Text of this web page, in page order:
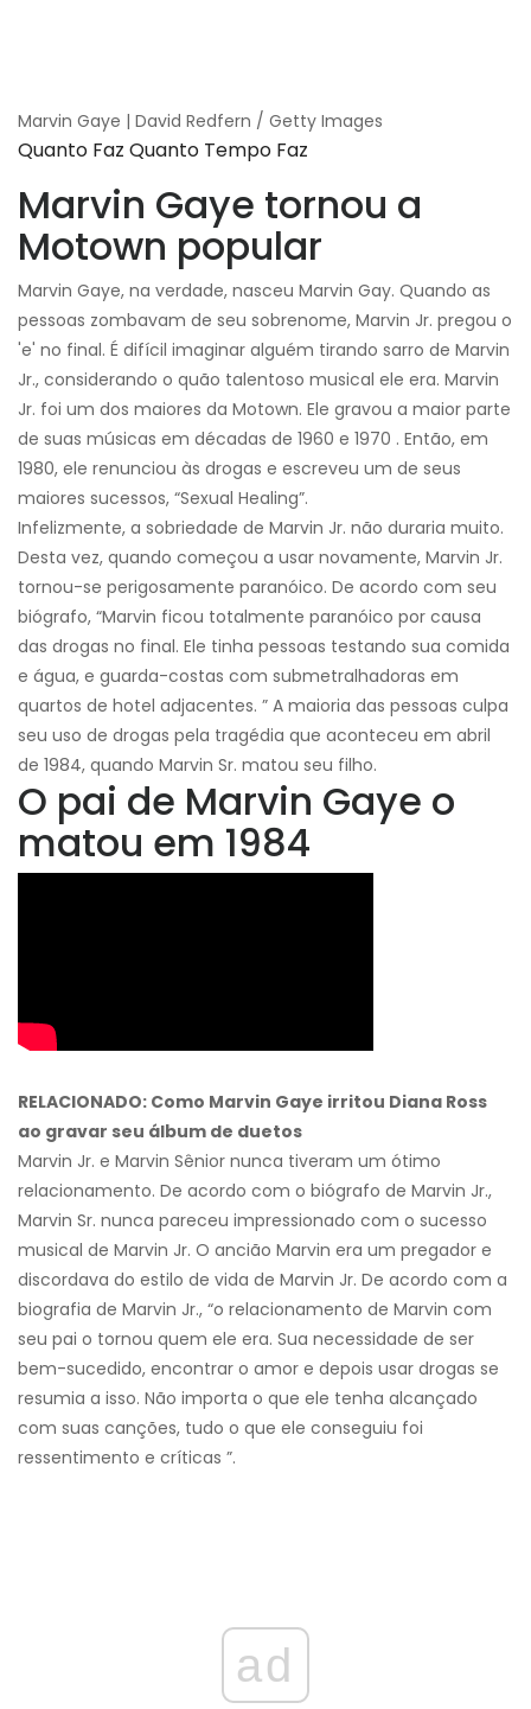
Marvin Gaye | David Redfern / Getty Images
Quanto Faz Quanto Tempo Faz
Marvin Gaye tornou a
Motown popular
Marvin Gaye, na verdade, nasceu Marvin Gay. Quando as
pessoas zombavam de seu sobrenome, Marvin Jr. pregou o
'e' no final. É difícil imaginar alguém tirando sarro de Marvin
Jr., considerando o quão talentoso musical ele era. Marvin
Jr. foi um dos maiores da Motown. Ele gravou a maior parte
de suas músicas em décadas de 1960 e 1970 . Então, em
1980, ele renunciou às drogas e escreveu um de seus
maiores sucessos, “Sexual Healing”.
Infelizmente, a sobriedade de Marvin Jr. não duraria muito.
Desta vez, quando começou a usar novamente, Marvin Jr.
tornou-se perigosamente paranóico. De acordo com seu
biógrafo, “Marvin ficou totalmente paranóico por causa
das drogas no final. Ele tinha pessoas testando sua comida
e água, e guarda-costas com submetralhadoras em
quartos de hotel adjacentes. ” A maioria das pessoas culpa
seu uso de drogas pela tragédia que aconteceu em abril
de 1984, quando Marvin Sr. matou seu filho.
O pai de Marvin Gaye o
matou em 1984
RELACIONADO: Como Marvin Gaye irritou Diana Ross
ao gravar seu álbum de duetos
Marvin Jr. e Marvin Sênior nunca tiveram um ótimo
relacionamento. De acordo com o biógrafo de Marvin Jr.,
Marvin Sr. nunca pareceu impressionado com o sucesso
musical de Marvin Jr. O ancião Marvin era um pregador e
discordava do estilo de vida de Marvin Jr. De acordo com a
biografia de Marvin Jr., “o relacionamento de Marvin com
seu pai o tornou quem ele era. Sua necessidade de ser
bem-sucedido, encontrar o amor e depois usar drogas se
resumia a isso. Não importa o que ele tenha alcançado
com suas canções, tudo o que ele conseguiu foi
ressentimento e críticas ”.
ad